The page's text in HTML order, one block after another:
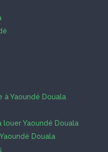
à Yaoundé Douala
Yaoundé Douala
Douala